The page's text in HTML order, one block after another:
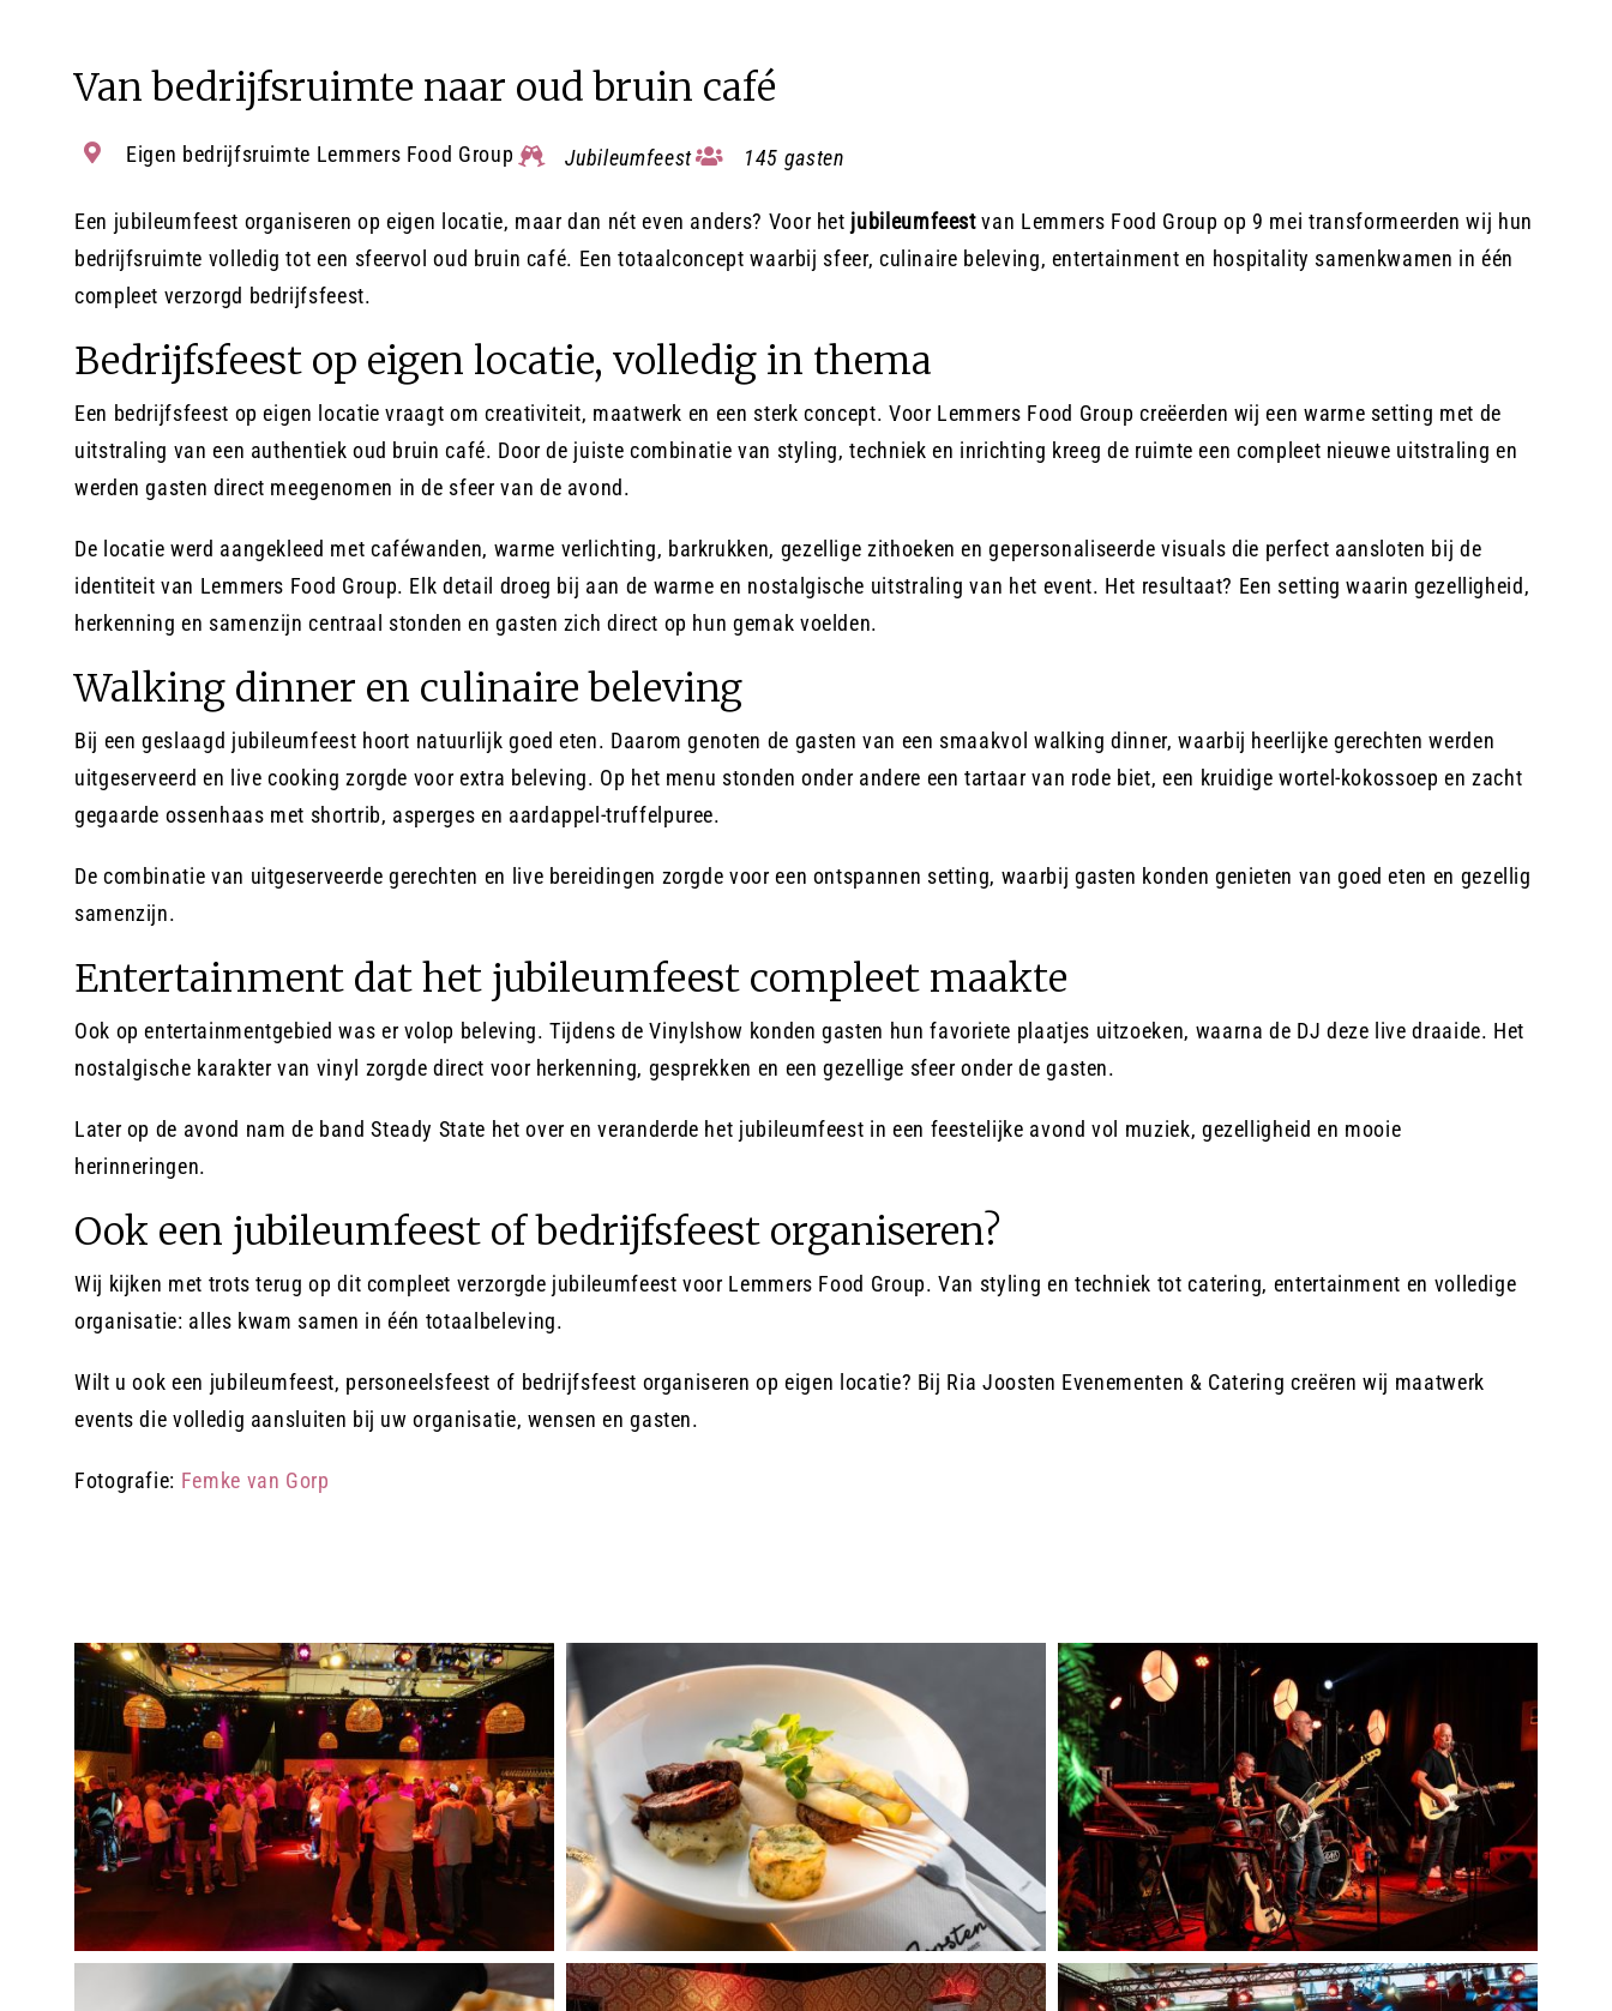
Van bedrijfsruimte naar oud bruin café
Eigen bedrijfsruimte Lemmers Food Group Jubileumfeest 145 gasten
Een jubileumfeest organiseren op eigen locatie, maar dan nét even anders? Voor het jubileumfeestvan Lemmers Food Group op 9 mei transformeerden wij hun
bedrijfsruimte volledig tot een sfeervol oud bruin café. Een totaalconcept waarbij sfeer, culinaire beleving, entertainment en hospitality samenkwamen in één
compleet verzorgd bedrijfsfeest.
Bedrijfsfeest op eigen locatie, volledig in thema
Een bedrijfsfeest op eigen locatie vraagt om creativiteit, maatwerk en een sterk concept. Voor Lemmers Food Group creëerden wij een warme setting met de
uitstraling van een authentiek oud bruin café. Door de juiste combinatie van styling, techniek en inrichting kreeg de ruimte een compleet nieuwe uitstraling en
werden gasten direct meegenomen in de sfeer van de avond.
De locatie werd aangekleed met caféwanden, warme verlichting, barkrukken, gezellige zithoeken en gepersonaliseerde visuals die perfect aansloten bij de
identiteit van Lemmers Food Group. Elk detail droeg bij aan de warme en nostalgische uitstraling van het event. Het resultaat? Een setting waarin gezelligheid,
herkenning en samenzijn centraal stonden en gasten zich direct op hun gemak voelden.
Walking dinner en culinaire beleving
Bij een geslaagd jubileumfeest hoort natuurlijk goed eten. Daarom genoten de gasten van een smaakvol walking dinner, waarbij heerlijke gerechten werden
uitgeserveerd en live cooking zorgde voor extra beleving. Op het menu stonden onder andere een tartaar van rode biet, een kruidige wortel-kokossoep en zacht
gegaarde ossenhaas met shortrib, asperges en aardappel-truffelpuree.
De combinatie van uitgeserveerde gerechten en live bereidingen zorgde voor een ontspannen setting, waarbij gasten konden genieten van goed eten en gezellig
samenzijn.
Entertainment dat het jubileumfeest compleet maakte
Ook op entertainmentgebied was er volop beleving. Tijdens de Vinylshow konden gasten hun favoriete plaatjes uitzoeken, waarna de DJ deze live draaide. Het
nostalgische karakter van vinyl zorgde direct voor herkenning, gesprekken en een gezellige sfeer onder de gasten.
Later op de avond nam de band Steady State het over en veranderde het jubileumfeest in een feestelijke avond vol muziek, gezelligheid en mooie
herinneringen.
Ook een jubileumfeest of bedrijfsfeest organiseren?
Wij kijken met trots terug op dit compleet verzorgde jubileumfeest voor Lemmers Food Group. Van styling en techniek tot catering, entertainment en volledige
organisatie: alles kwam samen in één totaalbeleving.
Wilt u ook een jubileumfeest, personeelsfeest of bedrijfsfeest organiseren op eigen locatie? Bij Ria Joosten Evenementen & Catering creëren wij maatwerk
events die volledig aansluiten bij uw organisatie, wensen en gasten.
Fotografie: Femke van Gorp